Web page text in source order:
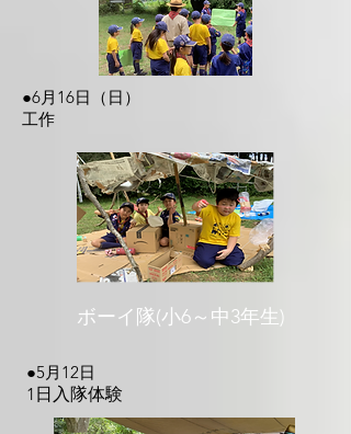
​●6月16日（日）
​工作
​ボーイ隊(小6～中3年生)
●5月12日
​1日入隊体験